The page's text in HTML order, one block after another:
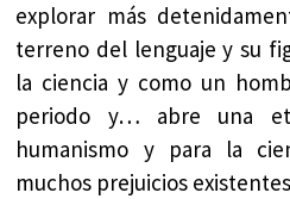
explorar más
terreno del lenguaje y su
la ciencia y como un
periodo y… abre una
humanismo y para la
muchos prejuicios